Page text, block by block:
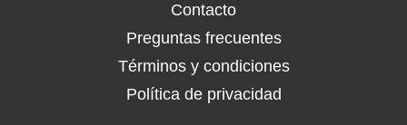
Contacto
Preguntas frecuentes
Términos y condiciones
Política de privacidad